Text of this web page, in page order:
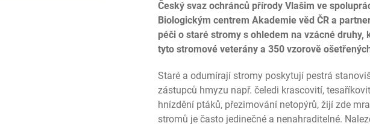
Český svaz ochránců přírody Vlašim ve
Biologickým centrem Akademie věd ČR a
péči o staré stromy s ohledem na vzácné druhy,
tyto stromové veterány a 350 vzorově
Staré a odumírají stromy poskytují pestrá
zástupců hmyzu např. čeledi krascovití,
hnízdění ptáků, přezimování netopýrů, žijí zde
stromů je často jedinečné a nenahraditelné.